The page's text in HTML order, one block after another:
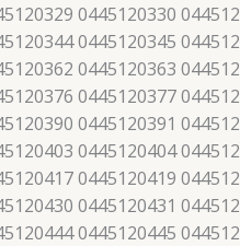
0445120330
0445120345
0445120363
0445120377
0445120391
0445120404
0445120419
0445120431
0445120445